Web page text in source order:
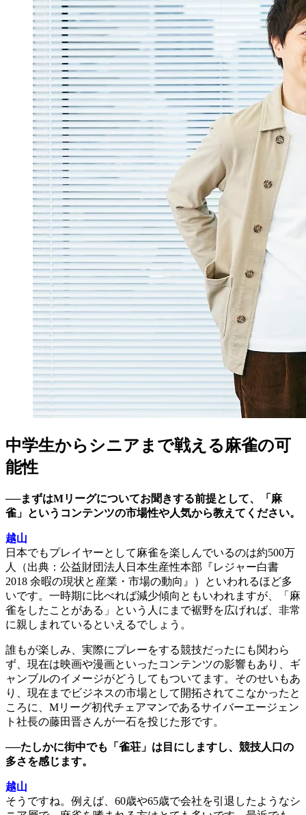
中学生からシニアまで戦える麻雀の可
能性
──まずはMリーグについてお聞きする前提として、「麻
雀」というコンテンツの市場性や人気から教えてください。
越山
日本でもプレイヤーとして麻雀を楽しんでいるのは約500万
人（出典：公益財団法人日本生産性本部『レジャー白書
2018 余暇の現状と産業・市場の動向』）といわれるほど多
いです。一時期に比べれば減少傾向ともいわれますが、「麻
雀をしたことがある」という人にまで裾野を広げれば、非常
に親しまれているといえるでしょう。
誰もが楽しみ、実際にプレーをする競技だったにも関わら
ず、現在は映画や漫画といったコンテンツの影響もあり、ギ
ャンブルのイメージがどうしてもついてます。そのせいもあ
り、現在までビジネスの市場として開拓されてこなかったと
ころに、Mリーグ初代チェアマンであるサイバーエージェン
ト社長の藤田晋さんが一石を投じた形です。
──たしかに街中でも「雀荘」は目にしますし、競技人口の
多さを感じます。
越山
そうですね。例えば、60歳や65歳で会社を引退したようなシ